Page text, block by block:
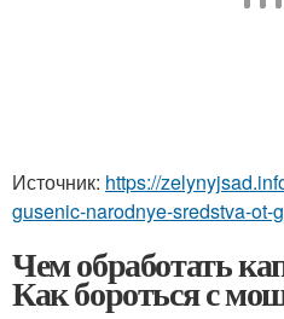
Источник: https://
gusenic-narodnye-sredstva-ot-
Чем обработать
Как бороться с